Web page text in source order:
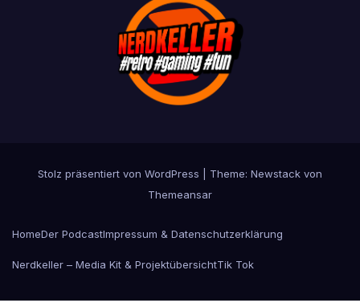
Stolz präsentiert von WordPress Theme: Newstack von
Themeansar
HomeDer PodcastImpressum & Datenschutzerklärung
Nerdkeller – Media Kit & ProjektübersichtTik Tok